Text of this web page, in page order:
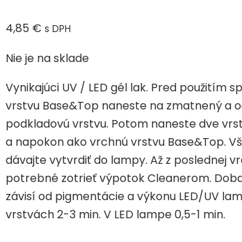
4,85 € s DPH
Nie je na sklade
Vynikajúci UV / LED gél lak. Pred použitím
vrstvu Base&Top naneste na zmatnený a
podkladovú vrstvu. Potom naneste dve
a napokon ako vrchnú vrstvu Base&Top.
dávajte vytvrdiť do lampy. Až z poslednej
potrebné zotrieť výpotok Cleanerom.
závisí od pigmentácie a výkonu LED/UV
vrstvách 2-3 min. V LED lampe 0,5-1 min.